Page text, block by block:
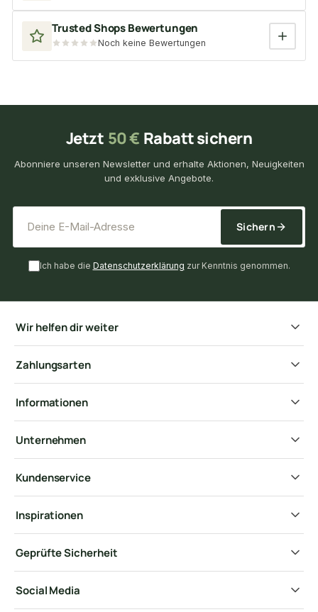
Trusted Shops Bewertungen
Noch keine Bewertungen
Jetzt 50 € Rabatt sichern
Abonniere unseren Newsletter und erhalte Aktionen, Neuigkeiten
und exklusive Angebote.
Sichern
Ich habe die Datenschutzerklärung zur Kenntnis genommen.
Wir helfen dir weiter
Zahlungsarten
Informationen
Unternehmen
Kundenservice
Inspirationen
Geprüfte Sicherheit
Social Media